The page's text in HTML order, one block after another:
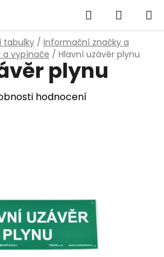
Hledat
KOŠÍK
tabulky / Informační značky a
a vypínače / Hlavní uzávěr plynu
plynu
hodnocení